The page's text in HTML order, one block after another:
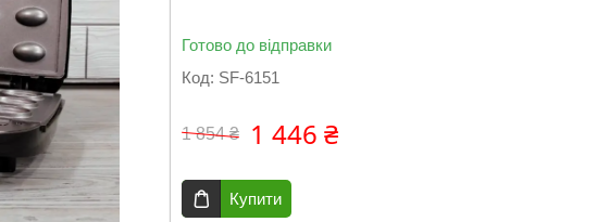
Готово до відправки
Код: SF-6151
1 854 ₴ 1 446 ₴
Купити